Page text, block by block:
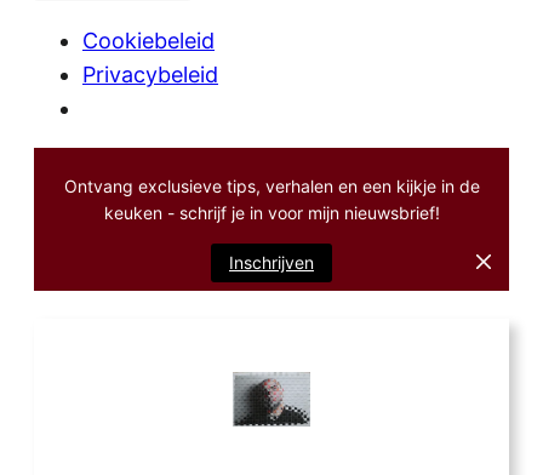
Cookiebeleid
Privacybeleid
Ontvang exclusieve tips, verhalen en een kijkje in de
keuken - schrijf je in voor mijn nieuwsbrief!
Inschrijven